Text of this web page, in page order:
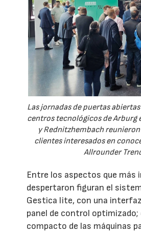
Las jornadas de puertas
centros tecnológicos de Arburg
y Rednitzhembach reunieron
clientes interesados en
Allrounder
Entre los aspectos que más
despertaron figuran el
Gestica lite, con una
panel de control optimizado;
compacto de las máquinas